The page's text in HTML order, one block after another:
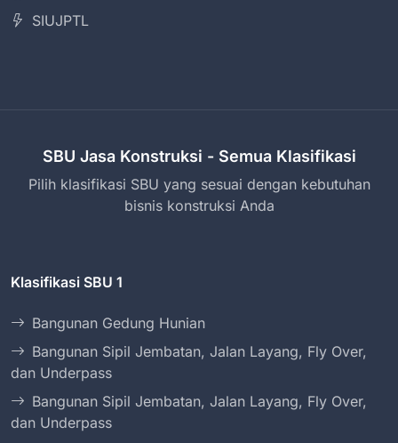
SIUJPTL
SBU Jasa Konstruksi - Semua Klasifikasi
Pilih klasifikasi SBU yang sesuai dengan kebutuhan
bisnis konstruksi Anda
Klasifikasi SBU 1
Bangunan Gedung Hunian
Bangunan Sipil Jembatan, Jalan Layang, Fly Over,
dan Underpass
Bangunan Sipil Jembatan, Jalan Layang, Fly Over,
dan Underpass